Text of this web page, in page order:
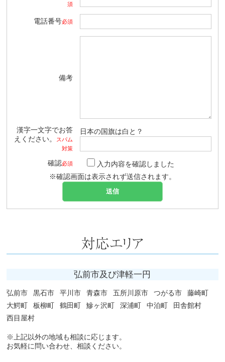
須
電話番号必須
備考
漢字一文字でお答
えください。
スパム
対策
日本の国旗は白と？
確認必須
入力内容を確認しました
※確認画面は表示されず送信されます。
弘前市及び津軽一円
弘前市 黒石市 平川市 青森市 五所川原市 つがる市
藤崎町
大鰐町
板柳町 鶴田町 鰺ヶ沢町 深浦町 中泊町
田舎館村
西目屋村
※上記以外の地域も相談に応じます。
お気軽に問い合わせ、相談ください。